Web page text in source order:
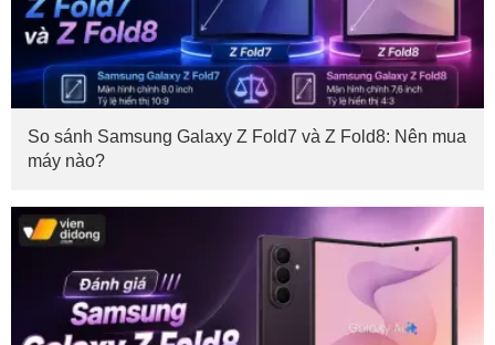
So sánh Samsung Galaxy Z Fold7 và Z Fold8: Nên mua
máy nào?